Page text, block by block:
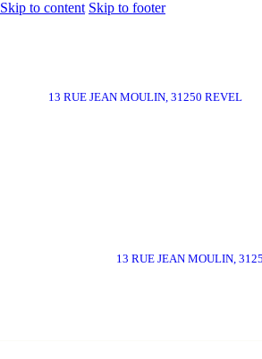
Skip to content Skip to footer
13 RUE JEAN MOULIN, 31250 REVEL
13 RUE JEAN MOULIN,